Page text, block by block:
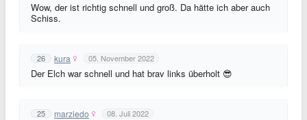
Wow, der ist richtig schnell und groß. Da hätte ich aber auch
Schiss.
26 kura 05. November 2022
Der Elch war schnell und hat brav links überholt 😎
25 marziedo 08. Juli 2022